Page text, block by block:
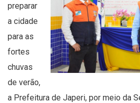
preparar
a cidade
para as
fortes
chuvas
de verão,
a Prefeitura de Japeri, por meio da